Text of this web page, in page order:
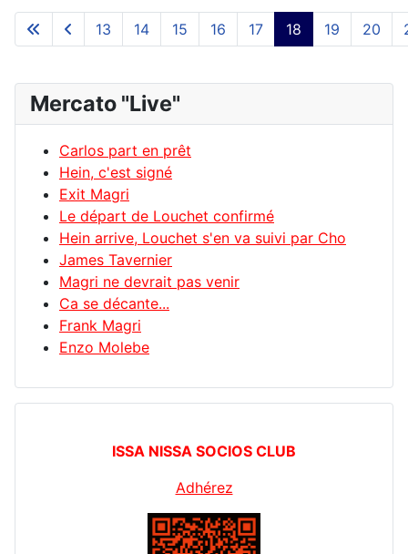
13 14 15 16 17 18 19 20
Mercato "Live"
Carlos part en prêt
Hein, c'est signé
Exit Magri
Le départ de Louchet confirmé
Hein arrive, Louchet s'en va suivi par Cho
James Tavernier
Magri ne devrait pas venir
Ca se décante...
Frank Magri
Enzo Molebe
ISSA NISSA SOCIOS CLUB
Adhérez